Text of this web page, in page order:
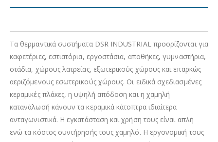
Τα θερμαντικά συστήματα DSR INDUSTRIAL προορίζονται για
καφετέριες, εστιατόρια, εργοστάσια, αποθήκες, γυμναστήρια,
στάδια, χώρους λατρείας, εξωτερικούς χώρους και επαρκώς
αεριζόμενους εσωτερικούς χώρους. Οι ειδικά σχεδιασμένες
κεραμικές πλάκες, η υψηλή απόδοση και η χαμηλή
κατανάλωσή κάνουν τα κεραμικά κάτοπτρα ιδιαίτερα
ανταγωνιστικά. Η εγκατάσταση και χρήση τους είναι απλή
ενώ τα κόστος συντήρησής τους χαμηλό. Η εργονομική τους